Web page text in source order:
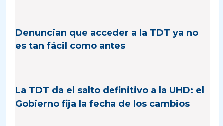
Denuncian que acceder a la TDT ya no
es tan fácil como antes
La TDT da el salto definitivo a la UHD: el
Gobierno fija la fecha de los cambios